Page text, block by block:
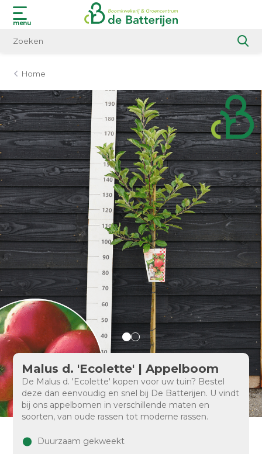
menu
Home
Malus d. 'Ecolette' | Appelboom
De Malus d. 'Ecolette' kopen voor uw tuin? Bestel
deze dan eenvoudig en snel bij De Batterijen. U vindt
bij ons appelbomen in verschillende maten en
soorten, van oude rassen tot moderne rassen.
Duurzaam gekweekt